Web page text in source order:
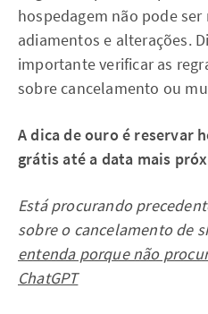
hospedagem não pode
adiamentos e alterações.
importante verificar as
sobre cancelamento ou
A dica de ouro é reservar
grátis até a data mais
Está procurando
sobre o cancelamento de
entenda porque não
ChatGPT